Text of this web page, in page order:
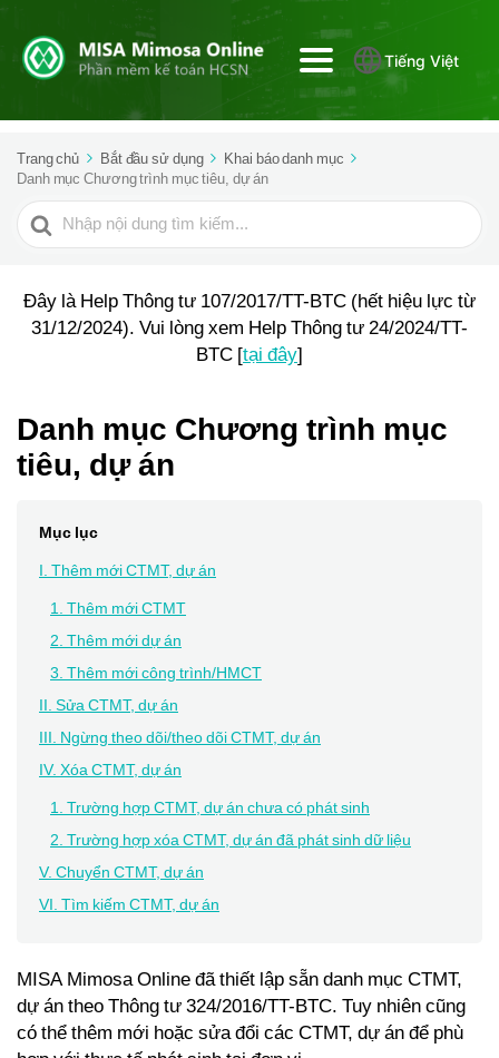
Tiếng Việt
Trang chủ Bắt đầu sử dụng
Khai báo danh mục
Danh mục Chương trình mục tiêu, dự án
Tìm
kiếm
Đây là Help Thông tư 107/2017/TT-BTC (hết hiệu lực từ
31/12/2024). Vui lòng xem Help Thông tư 24/2024/TT-
BTC [tại đây]
Danh mục Chương trình mục
tiêu, dự án
Mục lục
I. Thêm mới CTMT, dự án
1. Thêm mới CTMT
2. Thêm mới dự án
3. Thêm mới công trình/HMCT
II. Sửa CTMT, dự án
III. Ngừng theo dõi/theo dõi CTMT, dự án
IV. Xóa CTMT, dự án
1. Trường hợp CTMT, dự án chưa có phát sinh
2. Trường hợp xóa CTMT, dự án đã phát sinh dữ liệu
V. Chuyển CTMT, dự án
VI. Tìm kiếm CTMT, dự án
MISA Mimosa Online đã thiết lập sẵn danh mục CTMT,
dự án theo Thông tư 324/2016/TT-BTC. Tuy nhiên cũng
có thể thêm mới hoặc sửa đổi các CTMT, dự án để phù